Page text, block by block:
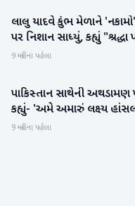
રાષ્ટ્રીય
લાલુ યાદવે કુંભ મેળાને
પર નિશાન સાધ્યું, કહ્યું
9 મહિના પહેલા
આંતરરાષ્ટ્રીય
પાકિસ્તાન સાથેની
કહ્યું- 'અમે અમારું લક્ષ્ય હાંસલ
9 મહિના પહેલા